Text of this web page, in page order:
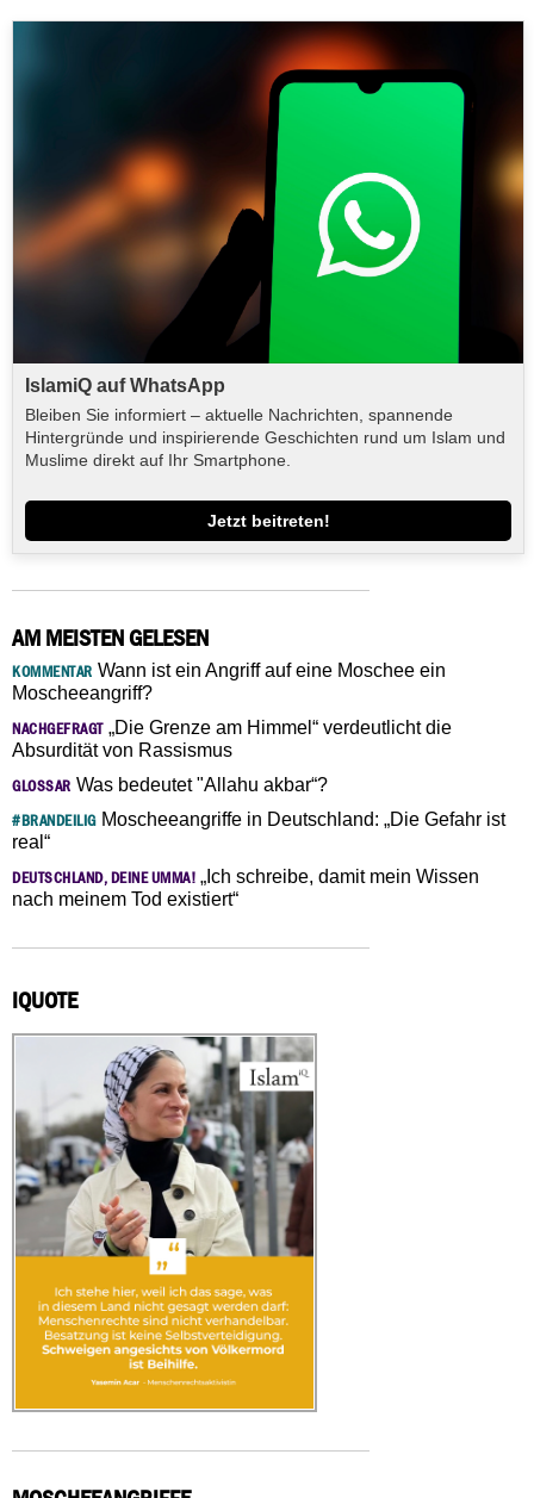
IslamiQ auf WhatsApp
Bleiben Sie informiert – aktuelle Nachrichten, spannende
Hintergründe und inspirierende Geschichten rund um Islam und
Muslime direkt auf Ihr Smartphone.
Jetzt beitreten!
AM MEISTEN GELESEN
KOMMENTAR Wann ist ein Angriff auf eine Moschee ein
Moscheeangriff?
NACHGEFRAGT„Die Grenze am Himmel“ verdeutlicht die
Absurdität von Rassismus
GLOSSAR Was bedeutet "Allahu akbar“?
#BRANDEILIGMoscheeangriffe in Deutschland: „Die Gefahr ist
real“
DEUTSCHLAND, DEINE UMMA! „Ich schreibe, damit mein Wissen
nach meinem Tod existiert“
IQUOTE